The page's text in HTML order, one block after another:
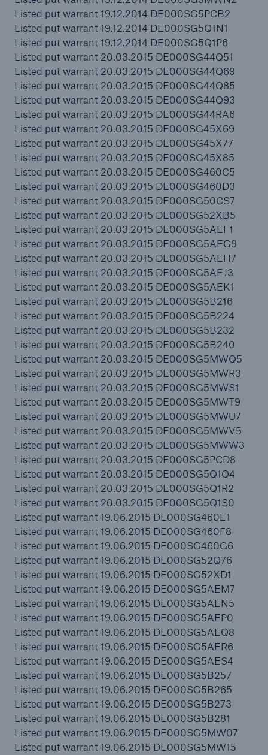
Listed put warrant 19.12.2014 DE000SG5PCB2
Listed put warrant 19.12.2014 DE000SG5Q1N1
Listed put warrant 19.12.2014 DE000SG5Q1P6
Listed put warrant 20.03.2015 DE000SG44Q51
Listed put warrant 20.03.2015 DE000SG44Q69
Listed put warrant 20.03.2015 DE000SG44Q85
Listed put warrant 20.03.2015 DE000SG44Q93
Listed put warrant 20.03.2015 DE000SG44RA6
Listed put warrant 20.03.2015 DE000SG45X69
Listed put warrant 20.03.2015 DE000SG45X77
Listed put warrant 20.03.2015 DE000SG45X85
Listed put warrant 20.03.2015 DE000SG460C5
Listed put warrant 20.03.2015 DE000SG460D3
Listed put warrant 20.03.2015 DE000SG50CS7
Listed put warrant 20.03.2015 DE000SG52XB5
Listed put warrant 20.03.2015 DE000SG5AEF1
Listed put warrant 20.03.2015 DE000SG5AEG9
Listed put warrant 20.03.2015 DE000SG5AEH7
Listed put warrant 20.03.2015 DE000SG5AEJ3
Listed put warrant 20.03.2015 DE000SG5AEK1
Listed put warrant 20.03.2015 DE000SG5B216
Listed put warrant 20.03.2015 DE000SG5B224
Listed put warrant 20.03.2015 DE000SG5B232
Listed put warrant 20.03.2015 DE000SG5B240
Listed put warrant 20.03.2015 DE000SG5MWQ5
Listed put warrant 20.03.2015 DE000SG5MWR3
Listed put warrant 20.03.2015 DE000SG5MWS1
Listed put warrant 20.03.2015 DE000SG5MWT9
Listed put warrant 20.03.2015 DE000SG5MWU7
Listed put warrant 20.03.2015 DE000SG5MWV5
Listed put warrant 20.03.2015 DE000SG5MWW3
Listed put warrant 20.03.2015 DE000SG5PCD8
Listed put warrant 20.03.2015 DE000SG5Q1Q4
Listed put warrant 20.03.2015 DE000SG5Q1R2
Listed put warrant 20.03.2015 DE000SG5Q1S0
Listed put warrant 19.06.2015 DE000SG460E1
Listed put warrant 19.06.2015 DE000SG460F8
Listed put warrant 19.06.2015 DE000SG460G6
Listed put warrant 19.06.2015 DE000SG52Q76
Listed put warrant 19.06.2015 DE000SG52XD1
Listed put warrant 19.06.2015 DE000SG5AEM7
Listed put warrant 19.06.2015 DE000SG5AEN5
Listed put warrant 19.06.2015 DE000SG5AEP0
Listed put warrant 19.06.2015 DE000SG5AEQ8
Listed put warrant 19.06.2015 DE000SG5AER6
Listed put warrant 19.06.2015 DE000SG5AES4
Listed put warrant 19.06.2015 DE000SG5B257
Listed put warrant 19.06.2015 DE000SG5B265
Listed put warrant 19.06.2015 DE000SG5B273
Listed put warrant 19.06.2015 DE000SG5B281
Listed put warrant 19.06.2015 DE000SG5MW07
Listed put warrant 19.06.2015 DE000SG5MW15